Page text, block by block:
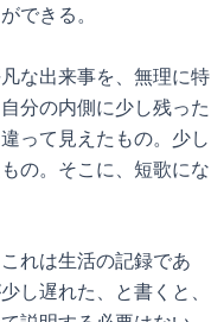
できる。
な出来事を、無理に特
分の内側に少し残った
って見えたもの。少し
の。そこに、短歌にな
れは生活の記録であ
し遅れた、と書くと、